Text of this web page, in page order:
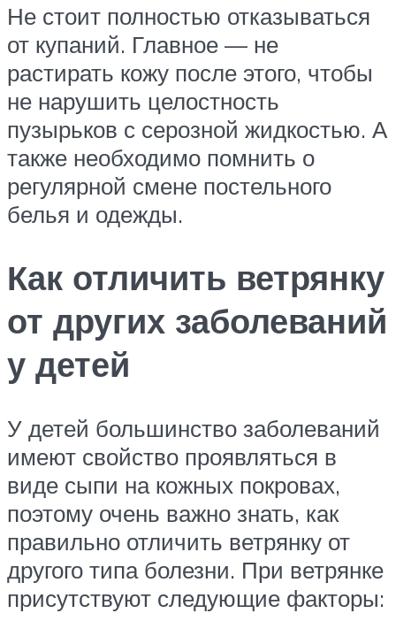
Не стоит полностью отказываться
от купаний. Главное — не
растирать кожу после этого, чтобы
не нарушить целостность
пузырьков с серозной жидкостью. А
также необходимо помнить о
регулярной смене постельного
белья и одежды.
Как отличить ветрянку
от других заболеваний
у детей
У детей большинство заболеваний
имеют свойство проявляться в
виде сыпи на кожных покровах,
поэтому очень важно знать, как
правильно отличить ветрянку от
другого типа болезни. При ветрянке
присутствуют следующие факторы: